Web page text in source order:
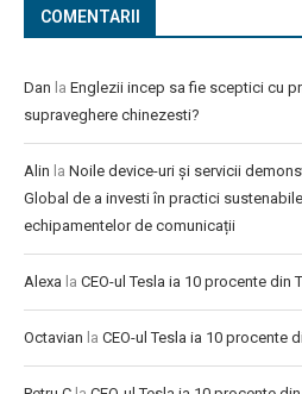
COMENTARII
Dan la Englezii incep sa fie sceptici cu
supraveghere chinezesti?
Alin la Noile device-uri și servicii
Global de a investi în practici
echipamentelor de comunicații
Alexa la CEO-ul Tesla ia 10 procente din
Octavian la CEO-ul Tesla ia 10 procente